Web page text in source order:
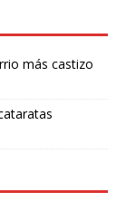
más castizo